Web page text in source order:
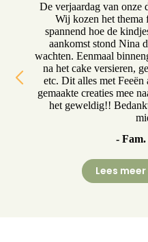
De verjaardag van onze
Wij kozen het thema
spannend hoe de
aankomst stond Nina
wachten. Eenmaal
na het cake versieren,
etc. Dit alles met Feeën
gemaakte creaties mee
het geweldig!!
-
Lees